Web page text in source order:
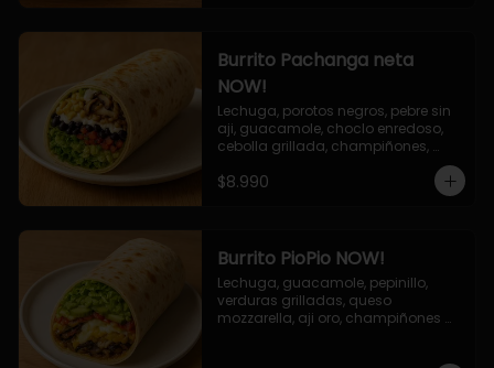
Burrito Pachanga neta
NOW!
Lechuga, porotos negros, pebre sin
aji, guacamole, choclo enredoso,
cebolla grillada, champiñones,
$8.990
Burrito PioPio NOW!
Lechuga, guacamole, pepinillo,
verduras grilladas, queso
mozzarella, aji oro, champiñones